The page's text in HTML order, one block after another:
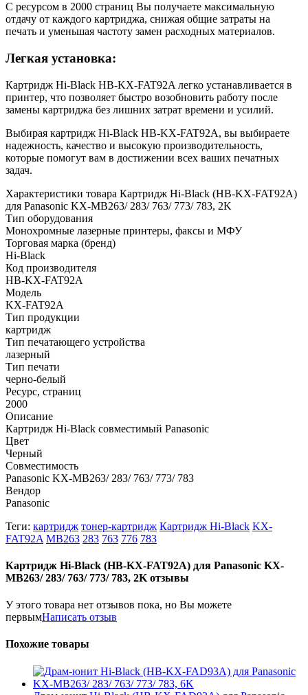
С ресурсом в 2000 страниц Вы получаете максимальную
отдачу от каждого картриджа, снижая общие затраты на
печать и уменьшая частоту замен расходных материалов.
Легкая установка:
Картридж Hi-Black HB-KX-FAT92A легко устанавливается в
принтер, что позволяет быстро возобновить работу после
замены картриджа без лишних затрат времени и усилий.
Выбирая картридж Hi-Black HB-KX-FAT92A, вы выбираете
надежность, качество и высокую производительность,
которые помогут вам в достижении всех ваших печатных
задач.
Характеристики товара Картридж Hi-Black (HB-KX-FAT92A)
для Panasonic KX-MB263/ 283/ 763/ 773/ 783, 2K
Тип оборудования
Монохромные лазерные принтеры, факсы и МФУ
Торговая марка (бренд)
Hi-Black
Код производителя
HB-KX-FAT92A
Модель
KX-FAT92A
Тип продукции
картридж
Тип печатающего устройства
лазерный
Тип печати
черно-белый
Ресурс, страниц
2000
Описание
Картридж Hi-Black совместимый Panasonic
Цвет
Черный
Совместимость
Panasonic KX-MB263/ 283/ 763/ 773/ 783
Вендор
Panasonic
Теги: картридж тонер-картридж Картридж Hi-Black KX-
FAT92A MB263 283 763 776 783
Картридж Hi-Black (HB-KX-FAT92A) для Panasonic KX-
MB263/ 283/ 763/ 773/ 783, 2K отзывы
У этого товара нет отзывов пока, но Вы можете
первымНаписать отзыв
Похожие товары